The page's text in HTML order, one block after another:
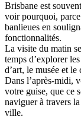
Brisbane est
voir pourquoi,
banlieues en
fonctionnalités.
La visite du matin
temps d’explorer
d’art, le musée et le
Dans l’après-midi,
votre guise, que ce
naviguer à travers
ville.